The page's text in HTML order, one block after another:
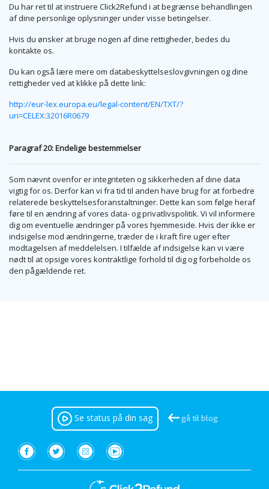
Du har ret til at instruere Click2Refund i at begrænse behandlingen
af dine personlige oplysninger under visse betingelser.
Hvis du ønsker at bruge nogen af dine rettigheder, bedes du
kontakte os.
Du kan også lære mere om databeskyttelseslovgivningen og dine
rettigheder ved at klikke på dette link:
http://eur-lex.europa.eu/legal-content/EN/TXT/?
uri=CELEX:32016R0679
Paragraf 20: Endelige bestemmelser
Som nævnt ovenfor er integriteten og sikkerheden af dine data
vigtig for os. Derfor kan vi fra tid til anden have brug for at forbedre
relaterede beskyttelsesforanstaltninger. Dette kan som følge heraf
føre til en ændring af vores data- og privatlivspolitik. Vi vil informere
dig om eventuelle ændringer på vores hjemmeside. Hvis der ikke er
indsigelse mod ændringerne, træder de i kraft fire uger efter
modtagelsen af meddelelsen. I tilfælde af indsigelse kan vi være
nødt til at opsige vores kontraktlige forhold til dig og forbeholde os
den pågældende ret.
Se status på din sag gå til blog